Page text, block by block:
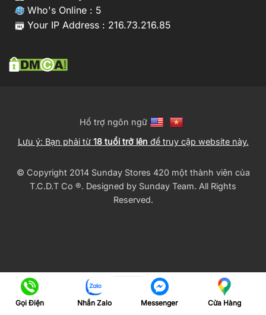
Who's Online : 5
Your IP Address : 216.73.216.85
Gọi Điện Nhắn Zalo Messenger Cửa Hàng
Hổ trợ ngôn ngữ
Lưu ý: Bạn phải từ 18 tuổi trở lên để truy cập website này.
© Copyright 2014 Sunday Stores 420 một thành viên của
T.C.D.T Co ®️. Designed by Sunday Team. All Rights
Reserved.